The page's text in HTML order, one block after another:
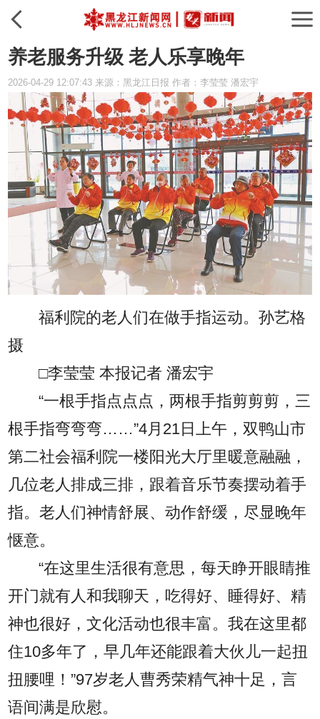
养老服务升级 老人乐享晚年
2026-04-29 12:07:43 来源：黑龙江日报 作者：李莹莹 潘宏宇
福利院的老人们在做手指运动。孙艺格
摄
□李莹莹 本报记者 潘宏宇
“一根手指点点点，两根手指剪剪剪，三
根手指弯弯弯……”4月21日上午，双鸭山市
第二社会福利院一楼阳光大厅里暖意融融，
几位老人排成三排，跟着音乐节奏摆动着手
指。老人们神情舒展、动作舒缓，尽显晚年
惬意。
“在这里生活很有意思，每天睁开眼睛推
开门就有人和我聊天，吃得好、睡得好、精
神也很好，文化活动也很丰富。我在这里都
住10多年了，早几年还能跟着大伙儿一起扭
扭腰哩！”97岁老人曹秀荣精气神十足，言
语间满是欣慰。